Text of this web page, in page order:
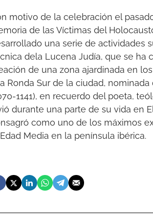
motivo de la celebración el
de las Víctimas del
una serie de actividades
dela Lucena Judía, que se ha
de una zona ajardinada en
Ronda Sur de la ciudad,
1141), en recuerdo del poeta,
durante una parte de su vida en
como uno de los máximos
Media en la península ibérica.